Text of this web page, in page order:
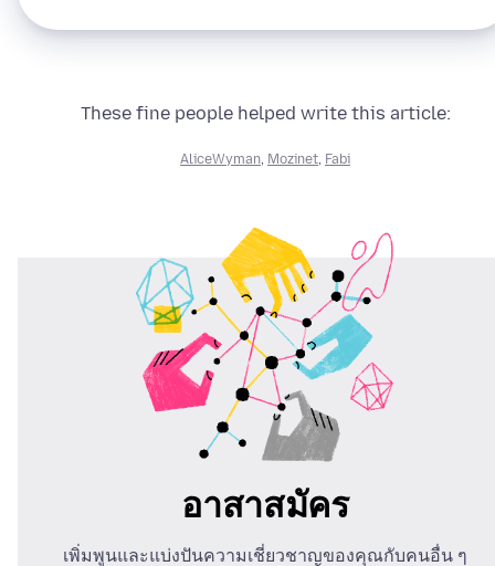
These fine people helped write this article:
AliceWyman, Mozinet, Fabi
อาสาสมัคร
เพิ่มพูนและแบ่งปันความเชี่ยวชาญของคุณกับคนอื่น ๆ